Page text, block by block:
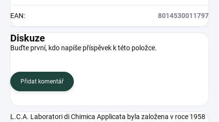
EAN: 8014530011797
Diskuze
Buďte první, kdo napíše příspěvek k této položce.
Přidat komentář
L.C.A. Laboratori di Chimica Applicata byla založena v roce 1958